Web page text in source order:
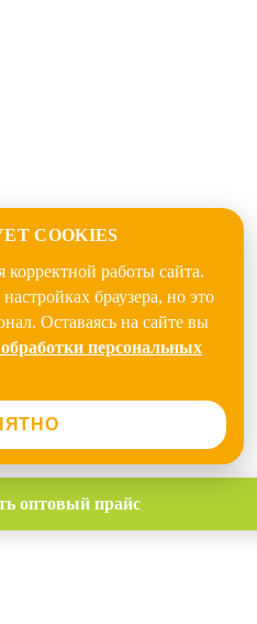
COOKIES
работы сайта.
браузера, но это
Оставаясь на сайте вы
персональных
оптовый прайс